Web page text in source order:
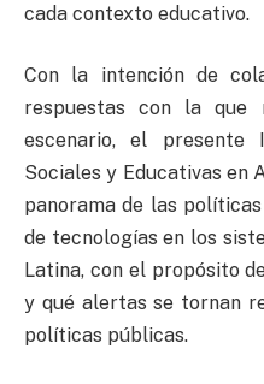
cada contexto educativo.
Con la intención de
respuestas con la que
escenario, el presente
Sociales y Educativas en
panorama de las
de tecnologías en los
Latina, con el propósito
y qué alertas se tornan
políticas públicas.